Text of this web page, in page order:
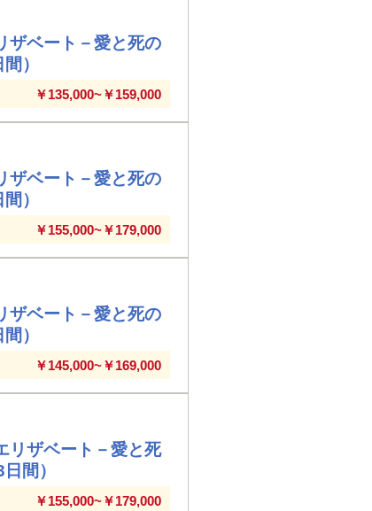
ザベート－愛と死の
）
￥135,000~￥159,000
ザベート－愛と死の
）
￥155,000~￥179,000
ザベート－愛と死の
）
￥145,000~￥169,000
リザベート－愛と死
間）
￥155,000~￥179,000